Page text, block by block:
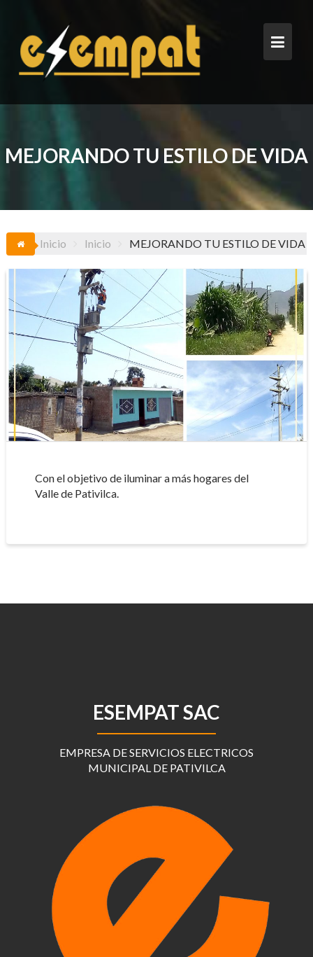
contenido
MEJORANDO TU ESTILO DE VIDA
Inicio Inicio MEJORANDO TU ESTILO DE VIDA
Con el objetivo de iluminar a más hogares del
Valle de Pativilca.
ESEMPAT SAC
EMPRESA DE SERVICIOS ELECTRICOS
MUNICIPAL DE PATIVILCA